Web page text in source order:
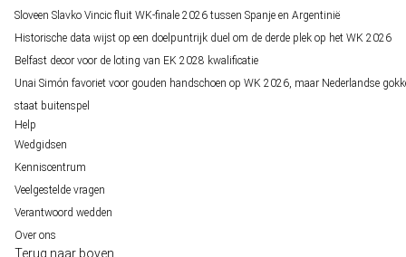
Sloveen Slavko Vincic fluit WK-finale 2026 tussen Spanje en Argentinië
Historische data wijst op een doelpuntrijk duel om de derde plek op het WK 2026
Belfast decor voor de loting van EK 2028 kwalificatie
Unai Simón favoriet voor gouden handschoen op WK 2026, maar Nederlandse
staat buitenspel
Help
Wedgidsen
Kenniscentrum
Veelgestelde vragen
Verantwoord wedden
Over ons
Terug naar boven